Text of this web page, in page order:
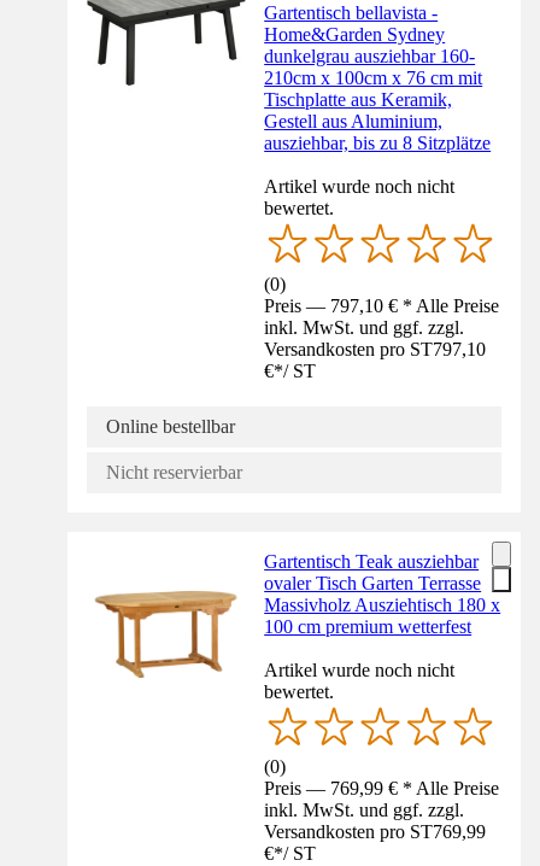
Gartentisch bellavista -
Home&Garden Sydney
dunkelgrau ausziehbar 160-
210cm x 100cm x 76 cm mit
Tischplatte aus Keramik,
Gestell aus Aluminium,
ausziehbar, bis zu 8 Sitzplätze
Artikel wurde noch nicht
bewertet.
(0)
Preis — 797,10 € * Alle Preise
inkl. MwSt. und ggf. zzgl.
Versandkosten pro ST797,10
€*/ ST
Online bestellbar
Nicht reservierbar
Gartentisch Teak ausziehbar
ovaler Tisch Garten Terrasse
Massivholz Ausziehtisch 180 x
100 cm premium wetterfest
Artikel wurde noch nicht
bewertet.
(0)
Preis — 769,99 € * Alle Preise
inkl. MwSt. und ggf. zzgl.
Versandkosten pro ST769,99
€*/ ST